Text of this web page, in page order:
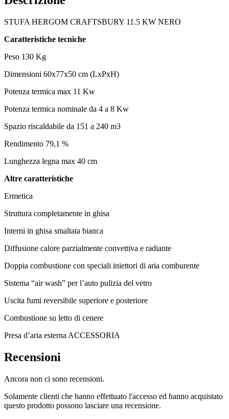
STUFA HERGOM CRAFTSBURY 11.5 KW NERO
Caratteristiche tecniche
Peso 130 Kg
Dimensioni 60x77x50 cm (LxPxH)
Potenza termica max 11 Kw
Potenza termica nominale da 4 a 8 Kw
Spazio riscaldabile da 151 a 240 m3
Rendimento 79,1 %
Lunghezza legna max 40 cm
Altre caratteristiche
Ermetica
Struttura completamente in ghisa
Interni in ghisa smaltata bianca
Diffusione calore parzialmente convettiva e radiante
Doppia combustione con speciali iniettori di aria comburente
Sistema “air wash” per l’auto pulizia del vetro
Uscita fumi reversibile superiore e posteriore
Combustione su letto di cenere
Presa d’aria esterna ACCESSORIA
Recensioni
Ancora non ci sono recensioni.
Solamente clienti che hanno effettuato l'accesso ed hanno acquistato
questo prodotto possono lasciare una recensione.